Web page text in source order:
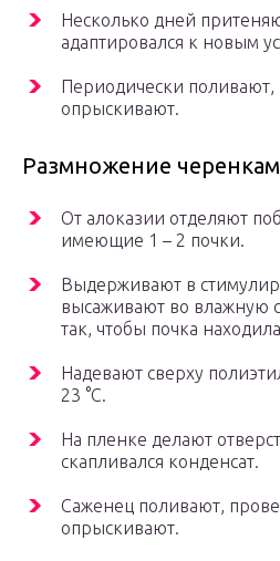
Несколько дней
адаптировался к новым
Периодически
опрыскивают.
Размножение
От алоказии отделяют
имеющие 1 – 2 почки.
Выдерживают в
высаживают во влажную
так, чтобы почка
Надевают сверху
23 °C.
На пленке делают
скапливался конденсат.
Саженец поливают,
опрыскивают.